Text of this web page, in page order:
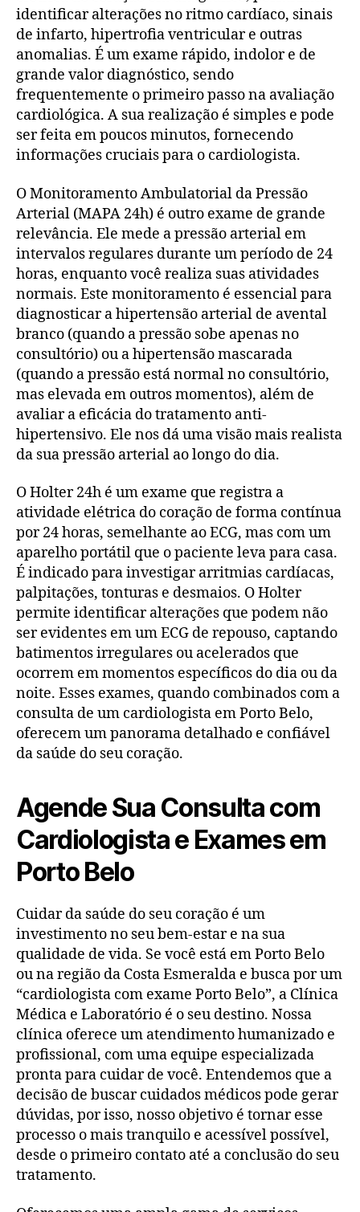
identificar alterações no ritmo cardíaco, sinais
de infarto, hipertrofia ventricular e outras
anomalias. É um exame rápido, indolor e de
grande valor diagnóstico, sendo
frequentemente o primeiro passo na avaliação
cardiológica. A sua realização é simples e pode
ser feita em poucos minutos, fornecendo
informações cruciais para o cardiologista.
O Monitoramento Ambulatorial da Pressão
Arterial (MAPA 24h) é outro exame de grande
relevância. Ele mede a pressão arterial em
intervalos regulares durante um período de 24
horas, enquanto você realiza suas atividades
normais. Este monitoramento é essencial para
diagnosticar a hipertensão arterial de avental
branco (quando a pressão sobe apenas no
consultório) ou a hipertensão mascarada
(quando a pressão está normal no consultório,
mas elevada em outros momentos), além de
avaliar a eficácia do tratamento anti-
hipertensivo. Ele nos dá uma visão mais realista
da sua pressão arterial ao longo do dia.
O Holter 24h é um exame que registra a
atividade elétrica do coração de forma contínua
por 24 horas, semelhante ao ECG, mas com um
aparelho portátil que o paciente leva para casa.
É indicado para investigar arritmias cardíacas,
palpitações, tonturas e desmaios. O Holter
permite identificar alterações que podem não
ser evidentes em um ECG de repouso, captando
batimentos irregulares ou acelerados que
ocorrem em momentos específicos do dia ou da
noite. Esses exames, quando combinados com a
consulta de um cardiologista em Porto Belo,
oferecem um panorama detalhado e confiável
da saúde do seu coração.
Agende Sua Consulta com
Cardiologista e Exames em
Porto Belo
Cuidar da saúde do seu coração é um
investimento no seu bem-estar e na sua
qualidade de vida. Se você está em Porto Belo
ou na região da Costa Esmeralda e busca por um
“cardiologista com exame Porto Belo”, a Clínica
Médica e Laboratório é o seu destino. Nossa
clínica oferece um atendimento humanizado e
profissional, com uma equipe especializada
pronta para cuidar de você. Entendemos que a
decisão de buscar cuidados médicos pode gerar
dúvidas, por isso, nosso objetivo é tornar esse
processo o mais tranquilo e acessível possível,
desde o primeiro contato até a conclusão do seu
tratamento.